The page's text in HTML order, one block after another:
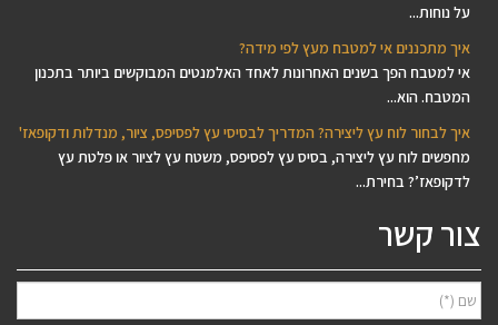
על נוחות...
איך מתכננים אי למטבח מעץ לפי מידה?
אי למטבח הפך בשנים האחרונות לאחד האלמנטים המבוקשים ביותר בתכנון
המטבח. הוא...
איך לבחור לוח עץ ליצירה? המדריך לבסיסי עץ לפסיפס, ציור, מנדלות ודקופאז'
מחפשים לוח עץ ליצירה, בסיס עץ לפסיפס, משטח עץ לציור או פלטת עץ
לדקופאז’? בחירת...
צור קשר